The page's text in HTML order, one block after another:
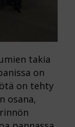
takia
on
on tehty
osana,